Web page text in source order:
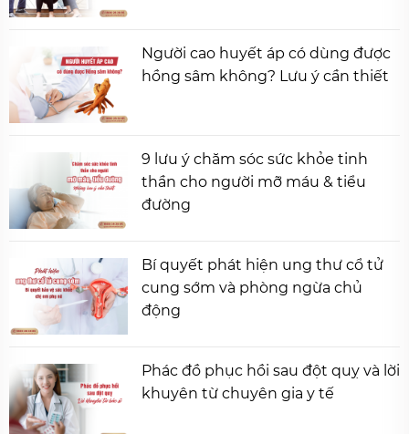
Người cao huyết áp có dùng được
hồng sâm không? Lưu ý cần thiết
9 lưu ý chăm sóc sức khỏe tinh
thần cho người mỡ máu & tiểu
đường
Bí quyết phát hiện ung thư cổ tử
cung sớm và phòng ngừa chủ
động
Phác đồ phục hồi sau đột quỵ và lời
khuyên từ chuyên gia y tế